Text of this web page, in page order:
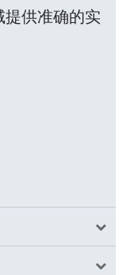
供准确的实